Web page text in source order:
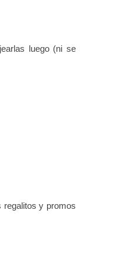
luego (ni se
regalitos y promos